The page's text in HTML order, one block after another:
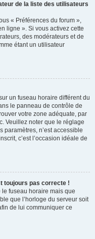
de la liste des utilisateurs
« Préférences du forum »,
ligne ». Si vous activez cette
des modérateurs et de
étant un utilisateur
un fuseau horaire différent du
le panneau de contrôle de
votre zone adéquate, par
Veuillez noter que le réglage
paramètres, n’est accessible
c’est l’occasion idéale de
toujours pas correcte !
le fuseau horaire mais que
que l’horloge du serveur soit
de lui communiquer ce